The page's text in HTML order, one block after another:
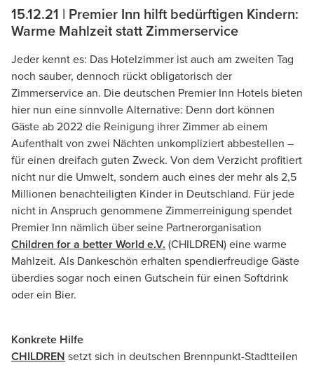
15.12.21 | Premier Inn hilft bedürftigen Kindern:
Warme Mahlzeit statt Zimmerservice
Jeder kennt es: Das Hotelzimmer ist auch am zweiten Tag
noch sauber, dennoch rückt obligatorisch der
Zimmerservice an. Die deutschen Premier Inn Hotels bieten
hier nun eine sinnvolle Alternative: Denn dort können
Gäste ab 2022 die Reinigung ihrer Zimmer ab einem
Aufenthalt von zwei Nächten unkompliziert abbestellen –
für einen dreifach guten Zweck. Von dem Verzicht profitiert
nicht nur die Umwelt, sondern auch eines der mehr als 2,5
Millionen benachteiligten Kinder in Deutschland. Für jede
nicht in Anspruch genommene Zimmerreinigung spendet
Premier Inn nämlich über seine Partnerorganisation
Children for a better World e.V. (CHILDREN) eine warme
Mahlzeit. Als Dankeschön erhalten spendierfreudige Gäste
überdies sogar noch einen Gutschein für einen Softdrink
oder ein Bier.
Konkrete Hilfe
CHILDREN setzt sich in deutschen Brennpunkt-Stadtteilen